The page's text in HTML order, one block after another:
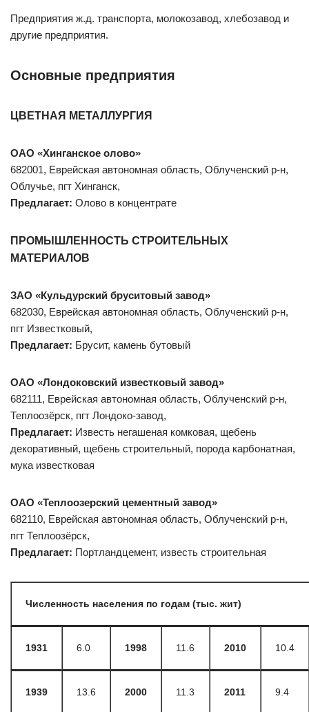
Предприятия ж.д. транспорта, молокозавод, хлебозавод и
другие предприятия.
Основные предприятия
ЦВЕТНАЯ МЕТАЛЛУРГИЯ
ОАО «Хинганское олово»
682001, Еврейская автономная область, Облученский р-н,
Облучье, пгт Хинганск,
Предлагает: Олово в концентрате
ПРОМЫШЛЕННОСТЬ СТРОИТЕЛЬНЫХ
МАТЕРИАЛОВ
ЗАО «Кульдурский бруситовый завод»
682030, Еврейская автономная область, Облученский р-н,
пгт Известковый,
Предлагает: Брусит, камень бутовый
ОАО «Лондоковский известковый завод»
682111, Еврейская автономная область, Облученский р-н,
Теплоозёрск, пгт Лондоко-завод,
Предлагает: Известь негашеная комковая, щебень
декоративный, щебень строительный, порода карбонатная,
мука известковая
ОАО «Теплоозерский цементный завод»
682110, Еврейская автономная область, Облученский р-н,
пгт Теплоозёрск,
Предлагает: Портландцемент, известь строительная
Численность населения по годам (тыс. жит)
1931 6.0 1998 11.6 2010 10.4
1939 13.6 2000 11.3 2011 9.4